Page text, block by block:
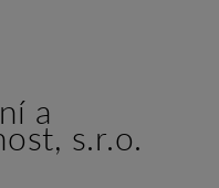
a
s.r.o.